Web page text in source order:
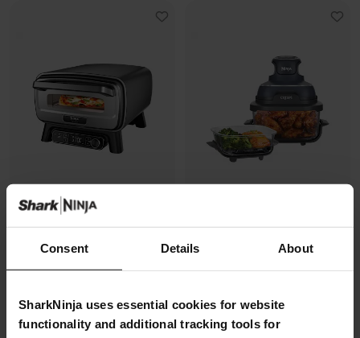
Consent Details About
SharkNinja uses essential cookies for website
functionality and additional tracking tools for
d’extérieur, avec fonction Air
Fryer Ninja Artisan
4.7 (228)
CRISPi
4.3
(1070)